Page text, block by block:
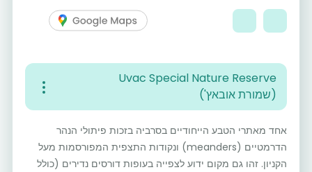
Uvac Special Nature Reserve
(שמורת אובאץ')
אחד מאתרי הטבע הייחודיים בסרביה בזכות פיתולי הנהר
הדרמטיים (meanders) ונקודות התצפית המפורסמות מעל
הקניון. זהו גם מקום ידוע לצפייה בעופות דורסים נדירים (כולל